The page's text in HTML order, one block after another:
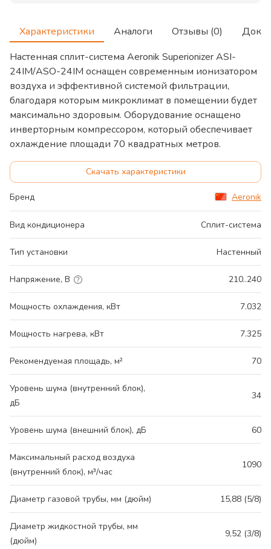
Характеристики Аналоги Отзывы (0)
Настенная сплит-система Aeronik Superionizer ASI-
24IM/ASO-24IM оснащен современным ионизатором
воздуха и эффективной системой фильтрации,
благодаря которым микроклимат в помещении будет
максимально здоровым. Оборудование оснащено
инверторным компрессором, который обеспечивает
охлаждение площади 70 квадратных метров.
Скачать характеристики
Бренд Aeronik
Вид кондиционера Сплит-система
Тип установки Настенный
Напряжение, В 210..240
Мощность охлаждения, кВт 7.032
Мощность нагрева, кВт 7.325
Рекомендуемая площадь, м² 70
Уровень шума (внутренний блок),
дБ
34
Уровень шума (внешний блок), дБ 60
Максимальный расход воздуха
(внутренний блок), м³/час
1090
Диаметр газовой трубы, мм (дюйм) 15,88 (5/8)
Диаметр жидкостной трубы, мм
(дюйм)
9,52 (3/8)